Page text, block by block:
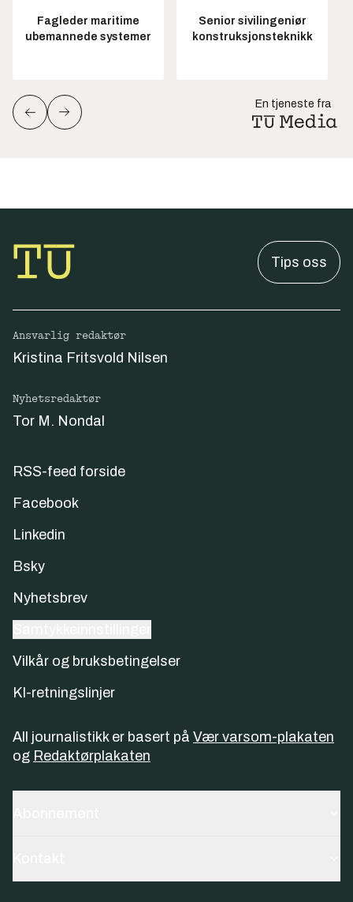
Fagleder maritime
ubemannede systemer
Senior sivilingeniør
konstruksjonsteknikk
En tjeneste fra
Tips oss
Ansvarlig redaktør
Kristina Fritsvold Nilsen
Nyhetsredaktør
Tor M. Nondal
RSS-feed forside
Facebook
Linkedin
Bsky
Nyhetsbrev
Vilkår og bruksbetingelser
KI-retningslinjer
All journalistikk er basert på Vær varsom-plakaten
og Redaktørplakaten